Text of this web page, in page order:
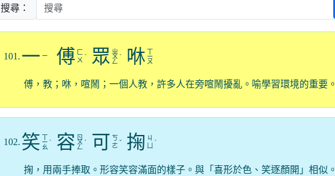
搜尋：
101. 一 ㄧ 傅 ㄈ
ㄨ ˋ 眾 ㄓ
ㄨ
ㄥ
ˋ 咻 ㄒ
ㄧ
ㄡ
傅，教；咻，喧鬧；一個人教，許多人在旁喧鬧擾亂。喻學習環境的重要。
102. 笑 ㄒ
ㄧ
ㄠ
ˋ 容 ㄖ
ㄨ
ㄥ
ˊ 可 ㄎ
ㄜ ˇ 掬 ㄐ
ˊ
掬，用兩手捧取。形容笑容滿面的樣子。與「喜形於色、笑逐顏開」相似。